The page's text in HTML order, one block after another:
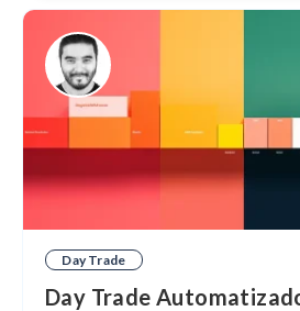
Day Trade
Day Trade